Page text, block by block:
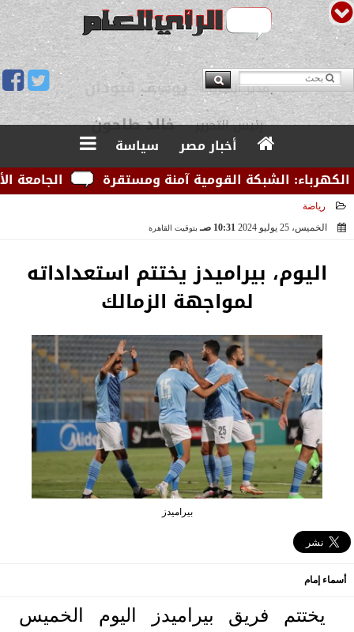
مدير التحرير يوسف قبودان
أخبار مصر
سياسة
الجامعة
الشبكة القومية آمنة ومستقرة
رياضة
الخميس، 25 يوليو 2024
10:31 صـ بتوقيت القاهرة
اليوم، بيراميدز يختتم استعداداته
لمواجهة الزمالك
بيراميدز
أسماء إمام
يختتم فريق بيراميدز اليوم الخميس